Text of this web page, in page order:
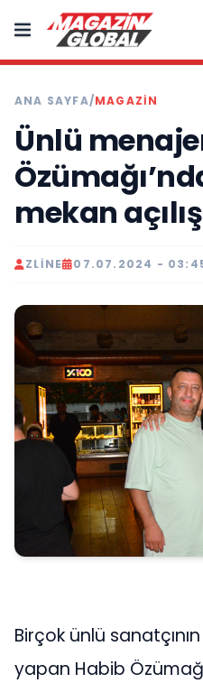
ANA SAYFA/MAGAZIN
Ünlü
mekan
ZLINE 07.07.2024 -
Birçok ünlü
yapan Habib